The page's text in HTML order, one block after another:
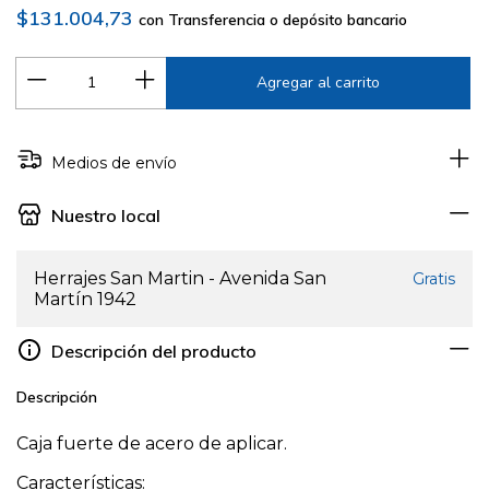
$131.004,73 con Transferencia o depósito bancario
Medios de envío
Nuestro local
Herrajes San Martin - Avenida San
Martín 1942
Gratis
Descripción del producto
Descripción
Caja fuerte de acero de aplicar.
Características: